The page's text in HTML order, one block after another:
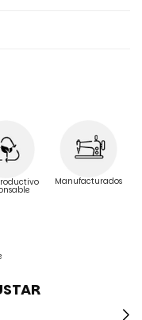
Manufacturados